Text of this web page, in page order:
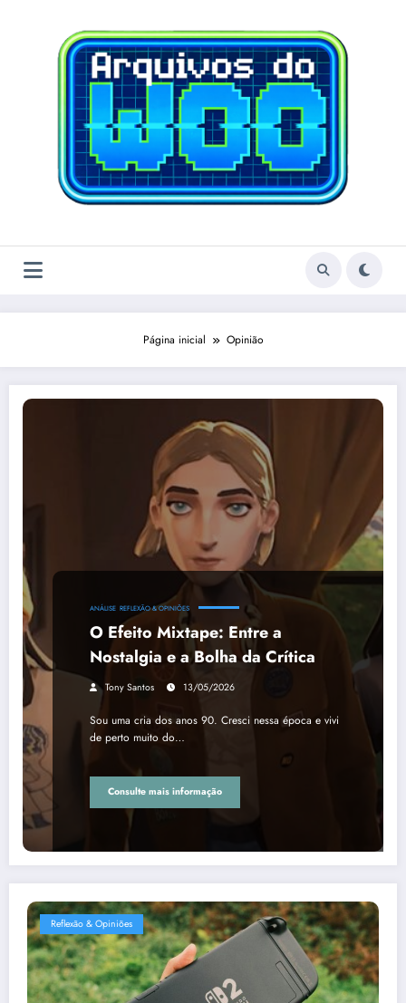
Página inicial Opinião
ANÁLISE REFLEXÃO & OPINIÕES
O Efeito Mixtape: Entre a
Nostalgia e a Bolha da Crítica
Tony Santos 13/05/2026
Sou uma cria dos anos 90. Cresci nessa época e vivi
de perto muito do…
Consulte mais informação
Reflexão & Opiniões